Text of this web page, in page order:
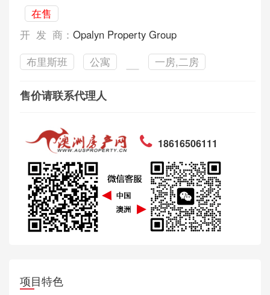
在售
开 发 商： Opalyn Property Group
布里斯班
公寓 一房,二房
售价请联系代理人
18616506111
项目特色